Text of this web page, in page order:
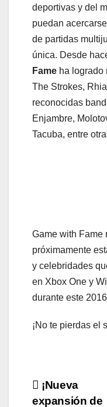
deportivas y del
puedan
de partidas
única. Desde
Fame ha logrado
The Strokes,
reconocidas
Enjambre,
Tacuba, entre
Game with Fame
próximamente
y celebridades
en Xbox One y
durante este
¡No te pierdas el
¡Nueva
expansión de